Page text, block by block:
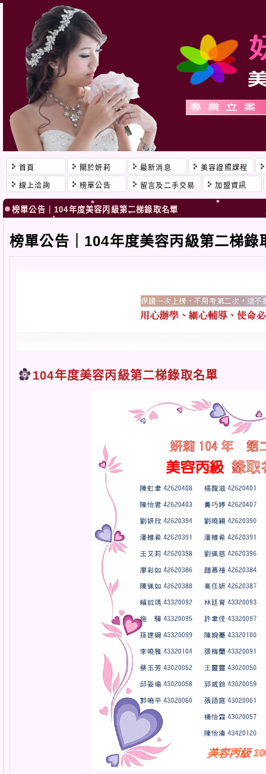
首頁 關於妍莉 最新消息 美容證照課程
線上洽詢 榜單公告 留言及二手交易 加盟資訊
榜單公告｜104年度美容丙級第二梯錄取名單
榜單公告｜104年度美容丙級第二梯錄
104年度美容丙級第二梯錄取名單